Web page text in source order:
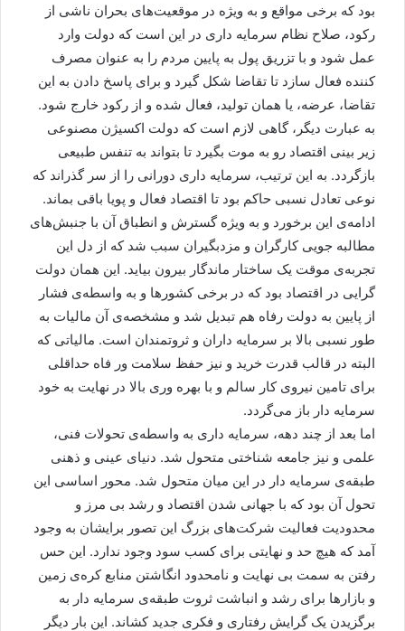
بود که برخی مواقع و به ویژه در موقعیت‌های بحران ناشی از
رکود، صلاح نظام سرمایه داری در این است که دولت وارد
عمل شود و با تزریق پول به پایین مردم را به عنوان مصرف
کننده فعال سازد تا تقاضا شکل گیرد و برای پاسخ دادن به این
تقاضا، عرضه، یا همان تولید، فعال شده و از رکود خارج شود.
به عبارت دیگر، گاهی لازم است که دولت اکسیژن مصنوعی
زیر بینی اقتصاد رو به موت بگیرد تا بتواند به تنفس طبیعی
بازگردد. به این ترتیب، سرمایه داری دورانی را از سر گذراند که
نوعی تعادل نسبی حاکم بود تا اقتصاد فعال و پویا باقی بماند.
ادامه‌ی این برخورد و به ویژه گسترش و انطباق آن با جنبش‌های
مطالبه جویی کارگران و مزدبگیران سبب شد که از دل این
تجربه‌ی موقت یک ساختار ماندگار بیرون بیاید. این همان دولت
گرایی در اقتصاد بود که در برخی کشورها و به واسطه‌ی فشار
از پایین به دولت رفاه هم تبدیل شد و مشخصه‌ی آن مالیات به
طور نسبی بالا بر سرمایه داران و ثروتمندان است. مالیاتی که
البته در قالب قدرت خرید و نیز حفظ سلامت ور فاه حداقلی
برای تامین نیروی کار سالم و با بهره وری بالا در نهایت به خود
سرمایه دار باز می‌گردد.
اما بعد از چند دهه، سرمایه داری به واسطه‌ی تحولات فنی،
علمی و نیز جامعه شناختی متحول شد. دنیای عینی و ذهنی
طبقه‌ی سرمایه دار در این میان متحول شد. محور اساسی این
تحول آن بود که با جهانی شدن اقتصاد و رشد بی مرز و
محدودیت فعالیت شرکت‌های بزرگ این تصور برایشان به وجود
آمد که هیچ حد و نهایتی برای کسب سود وجود ندارد. این حس
رفتن به سمت بی نهایت و نامحدود انگاشتن منابع کره‌ی زمین
و بازارها برای رشد و انباشت ثروت طبقه‌ی سرمایه دار به
برگزیدن یک گرایش رفتاری و فکری جدید کشاند. این بار دیگر